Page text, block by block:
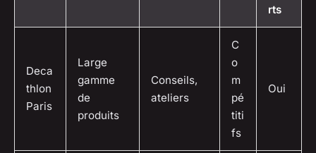
rts
Deca
thlon
Paris
Large
gamme
de
produits
Conseils,
ateliers
C
o
m
pé
titi
fs
Oui